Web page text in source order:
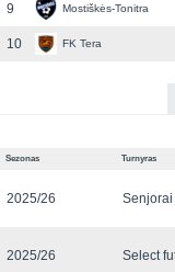
9 Mostiškės-Tonitra
10 FK Tera
Sezonas Turnyras
2025/26 Senjorai
2025/26 Select